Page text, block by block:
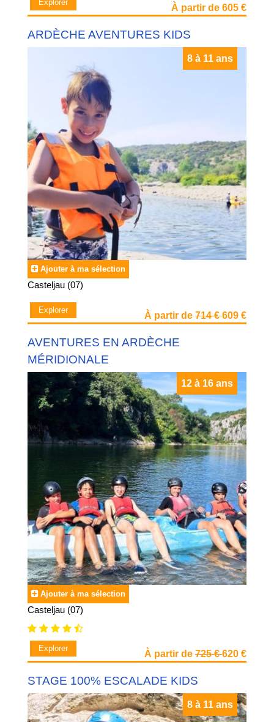
Explorer
À partir de 605 €
ARDÈCHE AVENTURES KIDS
8 à 11 ans
Ajouter à ma sélection
Casteljau (07)
Explorer
À partir de 714 €609 €
AVENTURES EN ARDÈCHE
MÉRIDIONALE
12 à 16 ans
Ajouter à ma sélection
Casteljau (07)
Explorer
À partir de 725 €620 €
STAGE 100% ESCALADE KIDS
8 à 11 ans